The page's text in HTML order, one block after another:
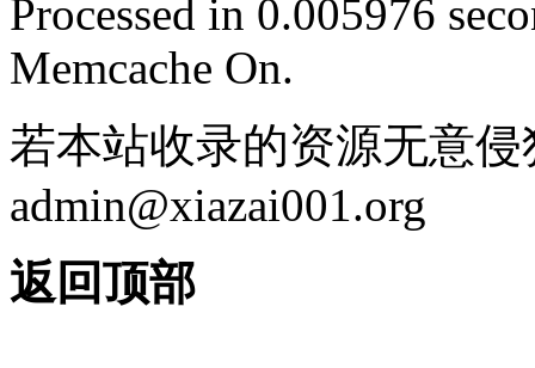
Processed in 0.005976
Memcache On.
若本站收录的资源无意
admin@xiazai001.org
返回顶部